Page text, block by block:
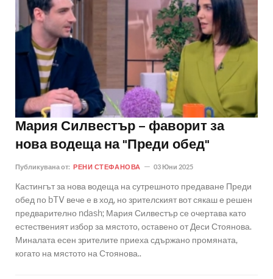
Мария Силвестър – фаворит за
нова водеща на "Преди обед"
Публикувана от: РЕНИ СТЕФАНОВА 03 Юни 2025
Кастингът за нова водеща на сутрешното предаване Преди
обед по bTV вече е в ход, но зрителският вот сякаш е решен
предварително ndash; Мария Силвестър се очертава като
естественият избор за мястото, оставено от Деси Стоянова.
Миналата есен зрителите приеха сдържано промяната,
когато на мястото на Стоянова..